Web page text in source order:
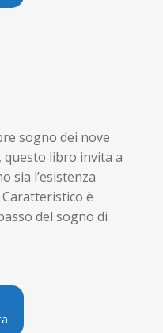
sogno dei nove
questo libro invita a
sia l’esistenza
è
del sogno di